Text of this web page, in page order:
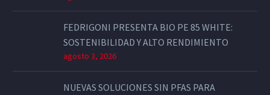
FEDRIGONI PRESENTA BIO PE 85 WHITE:
SOSTENIBILIDAD Y ALTO RENDIMIENTO
agosto 3, 2026
NUEVAS SOLUCIONES SIN PFAS PARA